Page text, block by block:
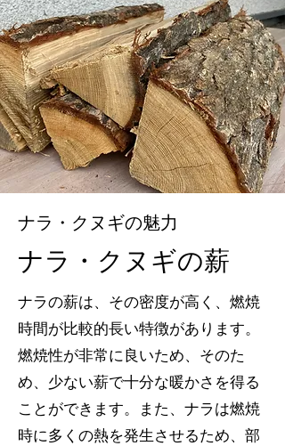
ナラ・クヌギの魅力
​ナラ・クヌギの薪
ナラの薪は、その密度が高く、燃焼
時間が比較的長い特徴があります。
燃焼性が非常に良いため、そのた
め、少ない薪で十分な暖かさを得る
ことができます。また、ナラは燃焼
時に多くの熱を発生させるため、部